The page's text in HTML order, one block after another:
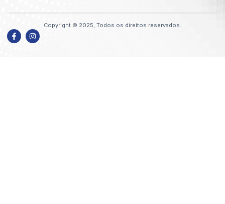
Copyright © 2025, Todos os direitos reservados.